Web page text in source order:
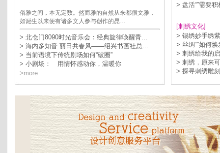
俗雅之间，本无定数。然而雅的自然从来都很文雅，
如诞生以来便有诸多文人参与创作的昆…
> 北仓门8090时光音乐会：经典旋律唤醒青…
> 海内多知音 丽日共春风——绍兴书画社总…
> 当前语境下传统剧场如何“破圈”
> 小剧场： 用情怀感动你，温暖你
>more
> 盘活“”需要
[刺绣文化]
> 锡绣妙手绣
> 丝绸“”如何
> 刺绣给我的
> 刺绣，原来
> 探寻刺绣雕